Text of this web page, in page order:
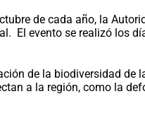
de cada año, la
El evento se realizó los
de la biodiversidad de
a la región, como la